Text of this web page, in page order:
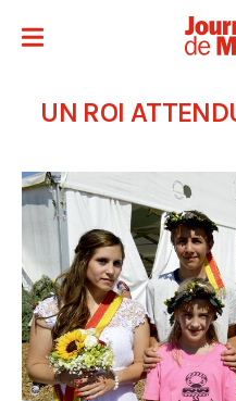
UN ROI